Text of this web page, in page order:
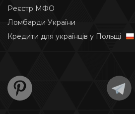
Реєстр МФО
Ломбарди України
Кредити для українців у Польщі